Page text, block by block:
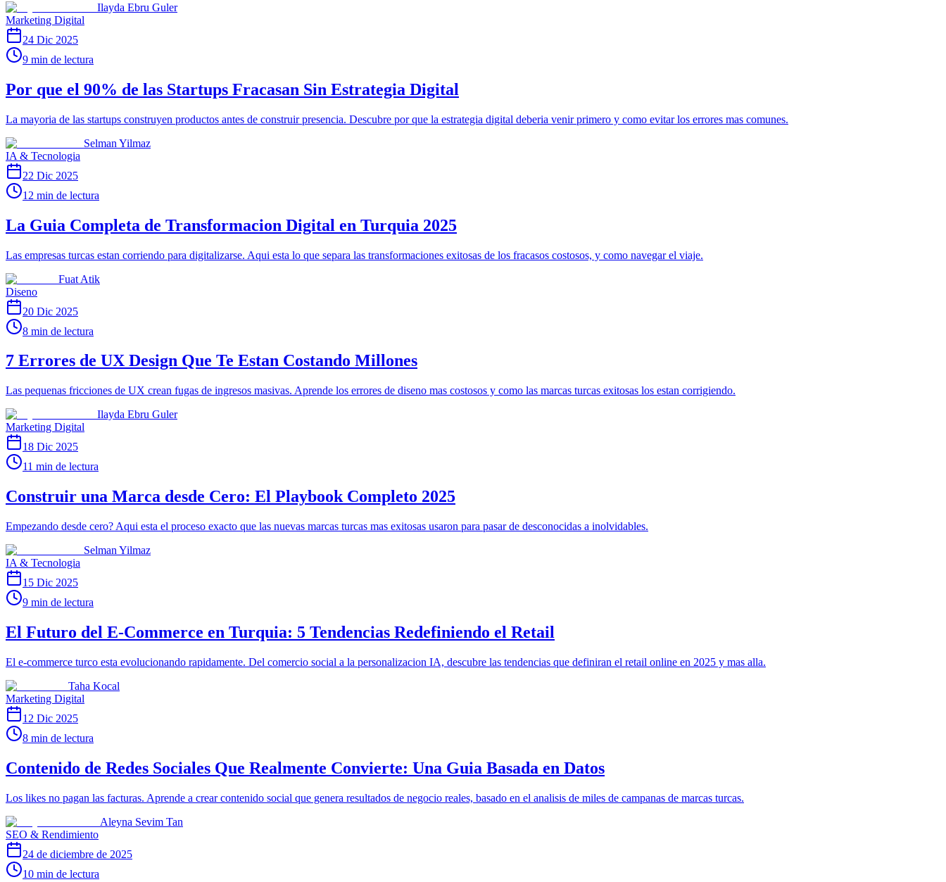
Ilayda Ebru Guler
Marketing Digital
24 Dic 2025
9 min de lectura
Por que el 90% de las Startups Fracasan Sin Estrategia Digital
La mayoria de las startups construyen productos antes de construir presencia. Descubre por que la estrategia digital deberia venir primero y como evitar los errores mas comunes.
Selman Yilmaz
IA & Tecnologia
22 Dic 2025
12 min de lectura
La Guia Completa de Transformacion Digital en Turquia 2025
Las empresas turcas estan corriendo para digitalizarse. Aqui esta lo que separa las transformaciones exitosas de los fracasos costosos, y como navegar el viaje.
Fuat Atik
Diseno
20 Dic 2025
8 min de lectura
7 Errores de UX Design Que Te Estan Costando Millones
Las pequenas fricciones de UX crean fugas de ingresos masivas. Aprende los errores de diseno mas costosos y como las marcas turcas exitosas los estan corrigiendo.
Ilayda Ebru Guler
Marketing Digital
18 Dic 2025
11 min de lectura
Construir una Marca desde Cero: El Playbook Completo 2025
Empezando desde cero? Aqui esta el proceso exacto que las nuevas marcas turcas mas exitosas usaron para pasar de desconocidas a inolvidables.
Selman Yilmaz
IA & Tecnologia
15 Dic 2025
9 min de lectura
El Futuro del E-Commerce en Turquia: 5 Tendencias Redefiniendo el Retail
El e-commerce turco esta evolucionando rapidamente. Del comercio social a la personalizacion IA, descubre las tendencias que definiran el retail online en 2025 y mas alla.
Taha Kocal
Marketing Digital
12 Dic 2025
8 min de lectura
Contenido de Redes Sociales Que Realmente Convierte: Una Guia Basada en Datos
Los likes no pagan las facturas. Aprende a crear contenido social que genera resultados de negocio reales, basado en el analisis de miles de campanas de marcas turcas.
Aleyna Sevim Tan
SEO & Rendimiento
24 de diciembre de 2025
10 min de lectura